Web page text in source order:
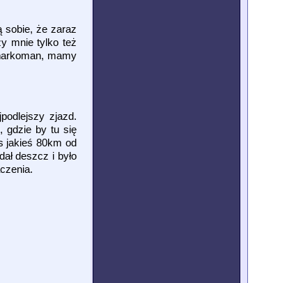
sobie, że zaraz
mnie tylko też
mamy
zjazd.
gdzie by tu się
jakieś 80km od
deszcz i było